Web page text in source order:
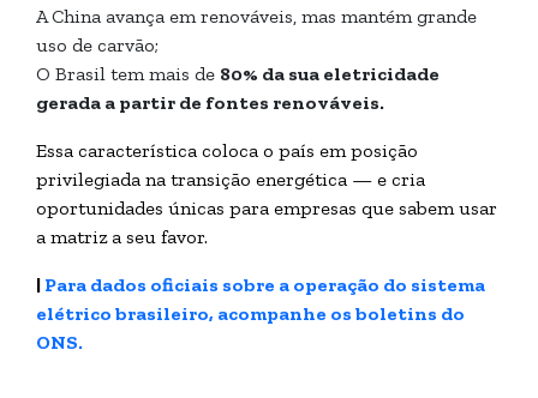
A China avança em renováveis, mas mantém grande
uso de carvão;
O Brasil tem mais de 80% da sua eletricidade
gerada a partir de fontes renováveis.
Essa característica coloca o país em posição
privilegiada na transição energética — e cria
oportunidades únicas para empresas que sabem usar
a matriz a seu favor.
| Para dados oficiais sobre a operação do sistema
elétrico brasileiro, acompanhe os boletins do
ONS.